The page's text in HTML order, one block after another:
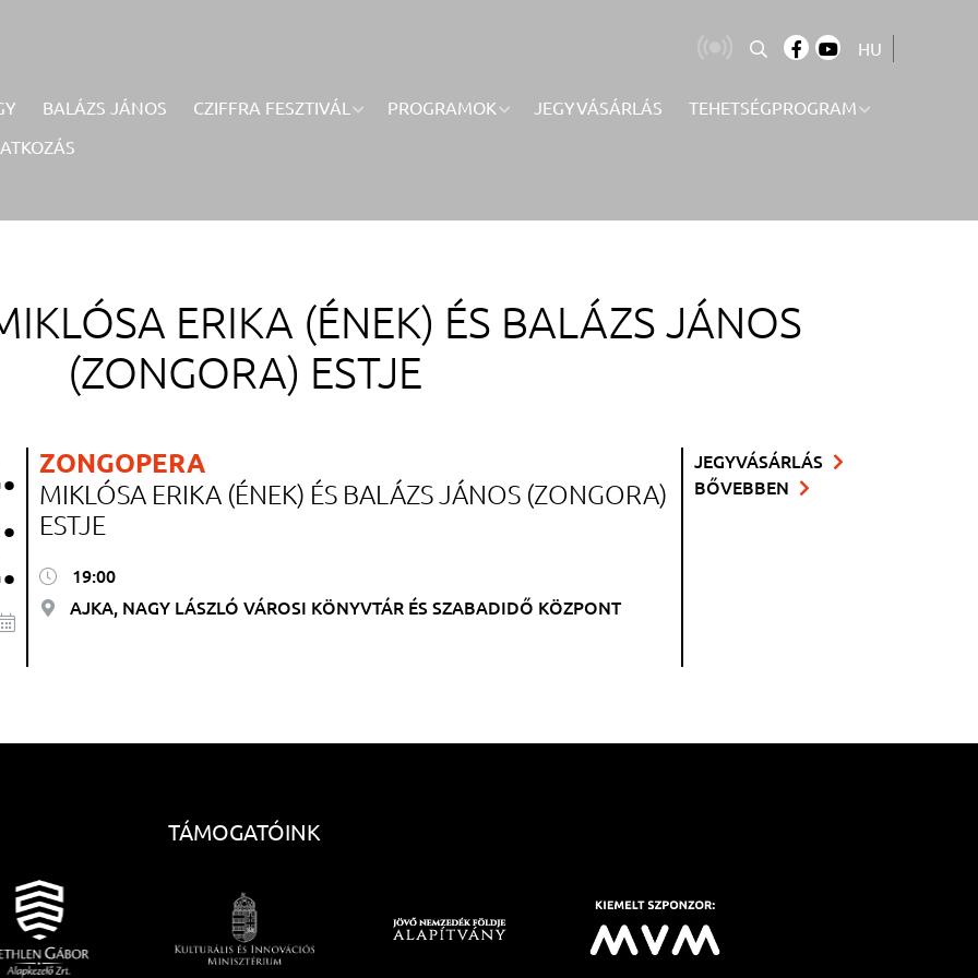
HU
BALÁZS JÁNOS CZIFFRA FESZTIVÁL PROGRAMOK JEGYVÁSÁRLÁS
TEHETSÉGPROGRAM
ERIKA (ÉNEK) ÉS BALÁZS JÁNOS
(ZONGORA) ESTJE
ZONGOPERA
MIKLÓSA ERIKA (ÉNEK) ÉS BALÁZS JÁNOS (ZONGORA)
ESTJE
19:00
AJKA, NAGY LÁSZLÓ VÁROSI KÖNYVTÁR ÉS SZABADIDŐ KÖZPONT
JEGYVÁSÁRLÁS
BŐVEBBEN
TÁMOGATÓINK